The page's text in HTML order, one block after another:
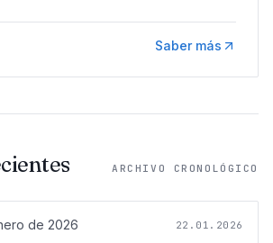
Saber más
ARCHIVO CRONOLÓGICO
de 2026 22.01.2026